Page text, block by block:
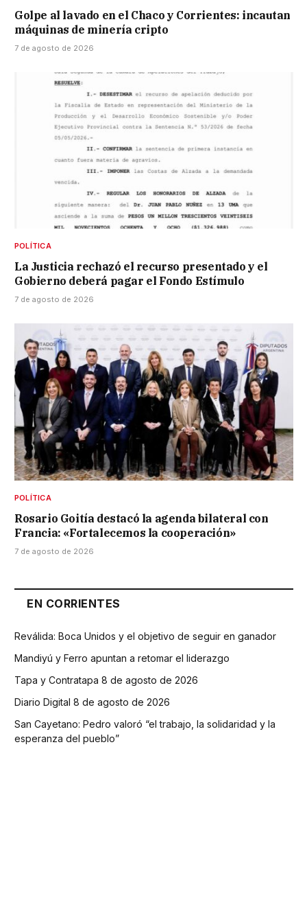
Golpe al lavado en el Chaco y Corrientes: incautan
máquinas de minería cripto
7 de agosto de 2026
POLÍTICA
La Justicia rechazó el recurso presentado y el
Gobierno deberá pagar el Fondo Estímulo
7 de agosto de 2026
POLÍTICA
Rosario Goitía destacó la agenda bilateral con
Francia: «Fortalecemos la cooperación»
7 de agosto de 2026
EN CORRIENTES
Reválida: Boca Unidos y el objetivo de seguir en ganador
Mandiyú y Ferro apuntan a retomar el liderazgo
Tapa y Contratapa 8 de agosto de 2026
Diario Digital 8 de agosto de 2026
San Cayetano: Pedro valoró “el trabajo, la solidaridad y la
esperanza del pueblo”